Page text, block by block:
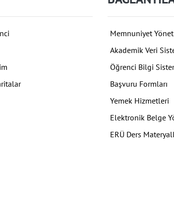
Memnuniyet
Akademik Veri
Öğrenci Bilgi
Başvuru Formları
Yemek Hizmetleri
Elektronik Belge
ERÜ Ders